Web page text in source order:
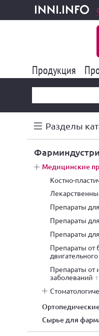
inni.info
и услуги
Продукция
Разделы
медицинские
костно-
препараты
препараты
препараты
препараты от болезней опорно-
препараты от инфекционных
заболеваний
сырье для